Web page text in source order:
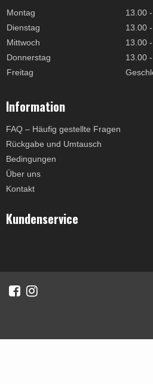
Montag
13.00
Dienstag
13.00
Mittwoch
13.00
Donnerstag
13.00
Freitag
Information
FAQ – Häufig gestellte Fragen
Rückgabe und Umtausch
Bedingungen
Über uns
Kontakt
Kundenservice